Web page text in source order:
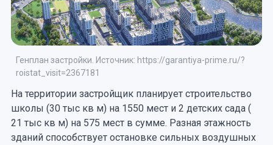
Генплан застройки. Источник: https://garantiya-prime.ru/?
roistat_visit=2367181
На территории застройщик планирует строительство
школы (30 тыс кв м) на 1550 мест и 2 детских сада (
21 тыс кв м) на 575 мест в сумме. Разная этажность
зданий способствует остановке сильных воздушных